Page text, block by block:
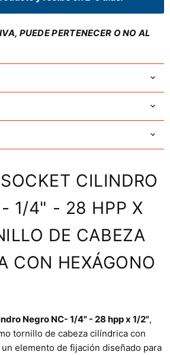
PUEDE PERTENECER O NO AL
CILINDRO
1/4" - 28 HPP X
DE CABEZA
CON HEXÁGONO
Negro NC- 1/4" - 28 hpp x 1/2",
tornillo de cabeza cilíndrica con
elemento de fijación diseñado para